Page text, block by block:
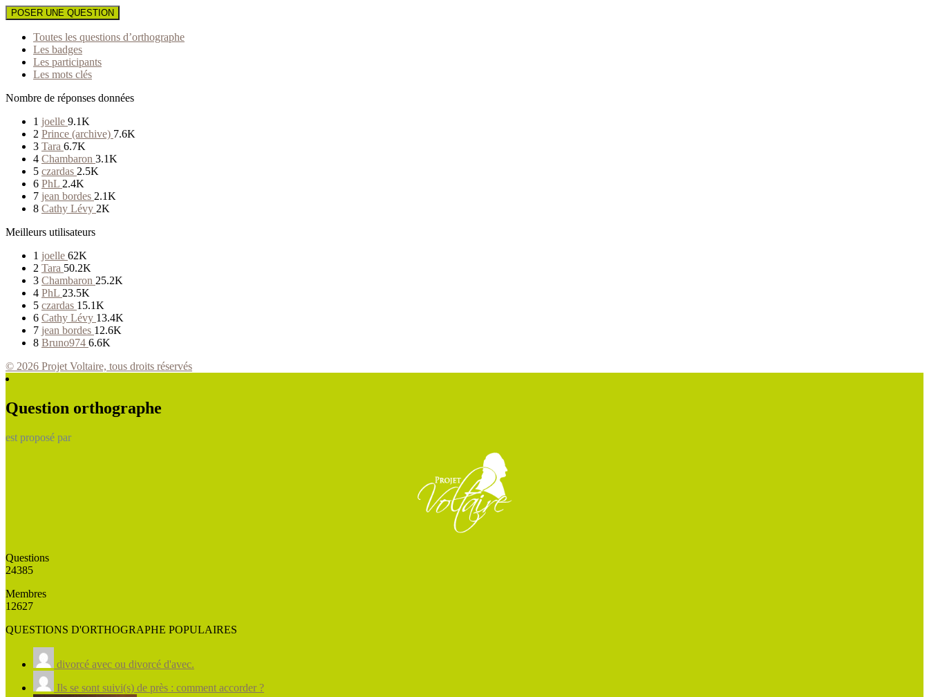
POSER UNE QUESTION
Toutes les questions d’orthographe
Les badges
Les participants
Les mots clés
Nombre de réponses données
1 joelle 9.1K
2 Prince (archive) 7.6K
3 Tara 6.7K
4 Chambaron 3.1K
5 czardas 2.5K
6 PhL 2.4K
7 jean bordes 2.1K
8 Cathy Lévy 2K
Meilleurs utilisateurs
1 joelle 62K
2 Tara 50.2K
3 Chambaron 25.2K
4 PhL 23.5K
5 czardas 15.1K
6 Cathy Lévy 13.4K
7 jean bordes 12.6K
8 Bruno974 6.6K
© 2026 Projet Voltaire, tous droits réservés
Question orthographe
est proposé par
Questions
24385
Membres
12627
QUESTIONS D'ORTHOGRAPHE POPULAIRES
divorcé avec ou divorcé d'avec.
Ils se sont suivi(s) de près : comment accorder ?